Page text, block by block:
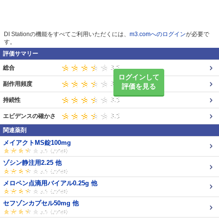
DI Stationの機能をすべてご利用いただくには、 m3.comへのログインが必要で
す。
評価サマリー
ログインして
評価を見る
総合
副作用頻度
持続性
エビデンスの確かさ
関連薬剤
メイアクトMS錠100mg
ゾシン静注用2.25 他
メロペン点滴用バイアル0.25g 他
セフゾンカプセル50mg 他